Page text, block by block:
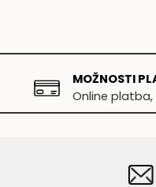
MOŽNOSTI
Online